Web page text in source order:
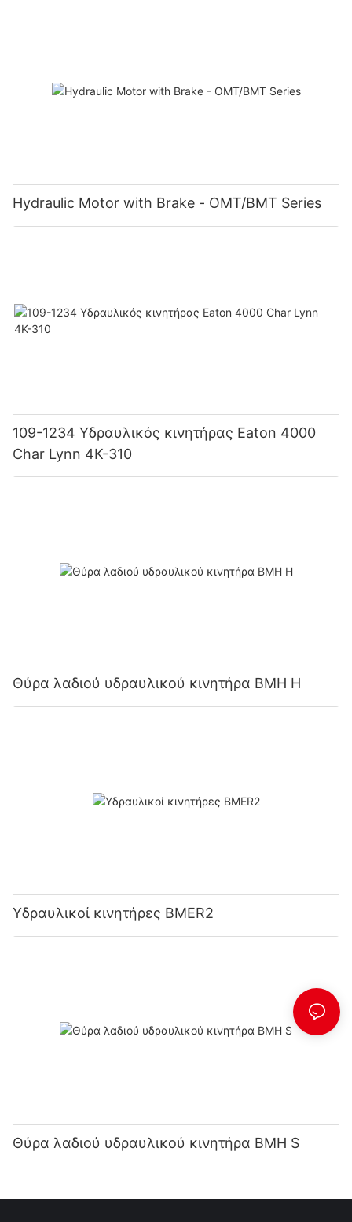
Hydraulic Motor with Brake - OMT/BMT Series
109-1234 Υδραυλικός κινητήρας Eaton 4000
Char Lynn 4K-310
Θύρα λαδιού υδραυλικού κινητήρα BMH H
Υδραυλικοί κινητήρες BMER2
Θύρα λαδιού υδραυλικού κινητήρα BMH S